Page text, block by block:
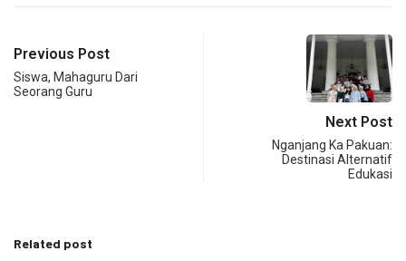
Previous Post
Siswa, Mahaguru Dari
Seorang Guru
Next Post
Nganjang Ka Pakuan:
Destinasi Alternatif
Edukasi
Related post